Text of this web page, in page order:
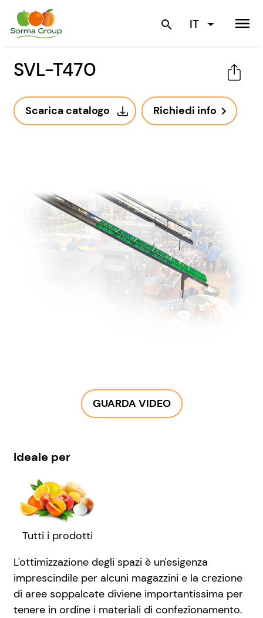
search IT menu
SVL-T470
Scarica catalogo Richiedi info navigate_next
GUARDA VIDEO
Ideale per
Tutti i prodotti
L'ottimizzazione degli spazi è un'esigenza
imprescindile per alcuni magazzini e la crezione
di aree soppalcate diviene importantissima per
tenere in ordine i materiali di confezionamento.